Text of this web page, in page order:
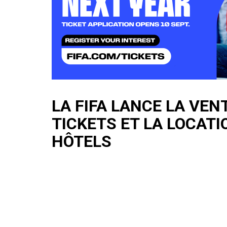
LA FIFA LANCE LA
TICKETS ET LA
HÔTELS